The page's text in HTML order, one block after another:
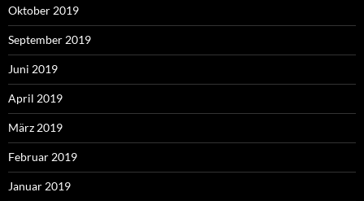
Oktober 2019
September 2019
Juni 2019
April 2019
März 2019
Februar 2019
Januar 2019